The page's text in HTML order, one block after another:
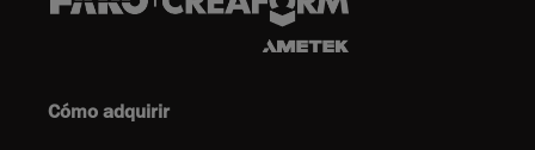
Cómo adquirir